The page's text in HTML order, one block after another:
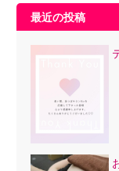
最近の投稿